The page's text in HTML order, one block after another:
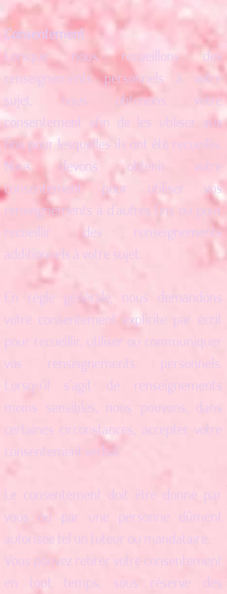
Consentement
Lorsque nous recueillons des
renseignements personnels à votre
sujet, nous obtenons votre
consentement afin de les utiliser aux
fins pour lesquelles ils ont été recueillis.
Nous devons obtenir votre
consentement pour utiliser vos
renseignements à d’autres fins ou pour
recueillir des renseignements
additionnels à votre sujet.
En règle générale, nous demandons
votre consentement explicite par écrit
pour recueillir, utiliser ou communiquer
vos renseignements personnels.
Lorsqu’il s’agit de renseignements
moins sensibles, nous pouvons, dans
certaines circonstances, accepter votre
consentement verbal.
Le consentement doit être donné par
vous ou par une personne dûment
autorisée tel un tuteur ou mandataire.
Vous pouvez retirer votre consentement
en tout temps, sous réserve des